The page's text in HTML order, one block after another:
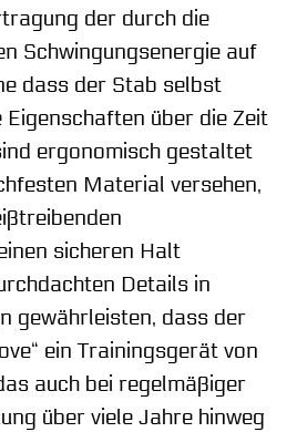
der durch die
Schwingungsenergie auf
dass der Stab selbst
über die Zeit
ergonomisch gestaltet
Material versehen,
sicheren Halt
Details in
gewährleisten, dass der
ein Trainingsgerät von
auch bei regelmäßiger
über viele Jahre hinweg